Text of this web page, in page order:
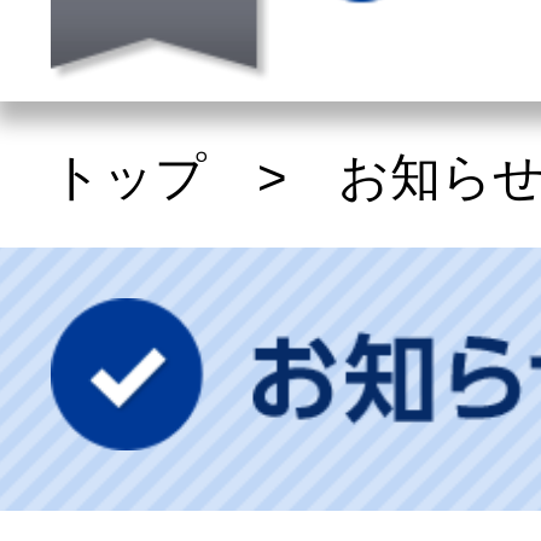
トップ > お知ら